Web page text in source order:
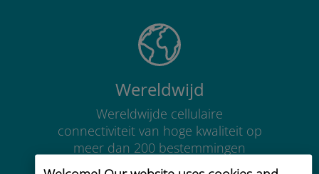
Wereldwijd
Wereldwijde cellulaire
connectiviteit van hoge kwaliteit op
meer dan 200 bestemmingen